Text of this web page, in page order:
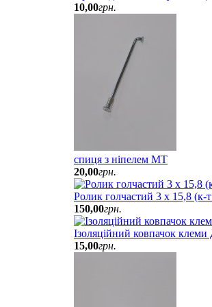
10,00грн.
спиця з ніпелем МТ
20,00грн.
Ролик голчастий 3 х 15,8
150,00грн.
Ізоляційний ковпачок клеми
15,00грн.